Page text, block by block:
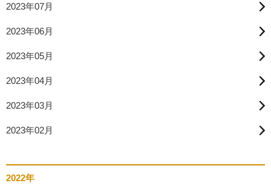
2023年07月
2023年06月
2023年05月
2023年04月
2023年03月
2023年02月
2022年